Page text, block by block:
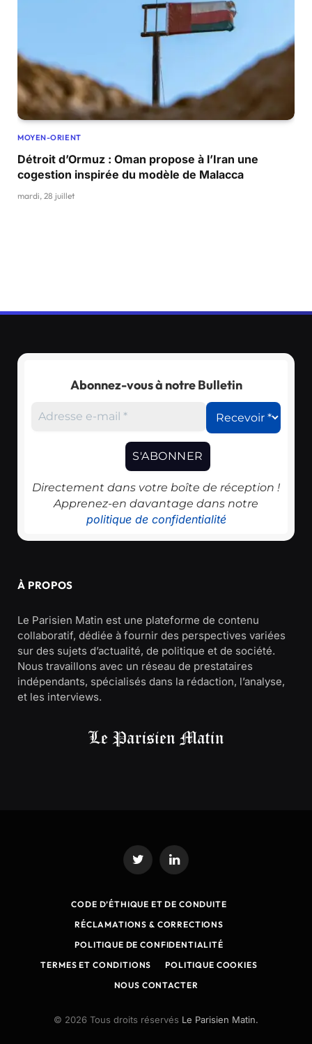
MOYEN-ORIENT
Détroit d’Ormuz : Oman propose à l’Iran une
cogestion inspirée du modèle de Malacca
mardi, 28 juillet
Abonnez-vous à notre Bulletin
Directement dans votre boîte de réception !
Apprenez-en davantage dans notre
politique de confidentialité
À PROPOS
Le Parisien Matin est une plateforme de contenu
collaboratif, dédiée à fournir des perspectives variées
sur des sujets d’actualité, de politique et de société.
Nous travaillons avec un réseau de prestataires
indépendants, spécialisés dans la rédaction, l’analyse,
et les interviews.
Twitter LinkedIn
CODE D’ÉTHIQUE ET DE CONDUITE
RÉCLAMATIONS & CORRECTIONS
POLITIQUE DE CONFIDENTIALITÉ
TERMES ET CONDITIONS
POLITIQUE COOKIES
NOUS CONTACTER
© 2026 Tous droits réservés Le Parisien Matin.